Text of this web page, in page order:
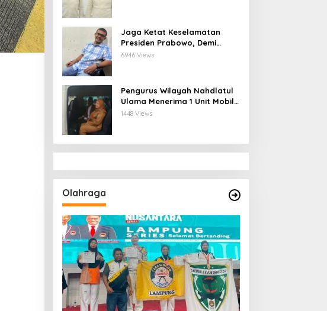
Jaga Ketat Keselamatan
Presiden Prabowo, Demi
Mengembalikan Indonesia
6946 Views
Pengurus Wilayah Nahdlatul
Ulama Menerima 1 Unit Mobil
dari Wali Kota Bandar
1448 Views
Olahraga